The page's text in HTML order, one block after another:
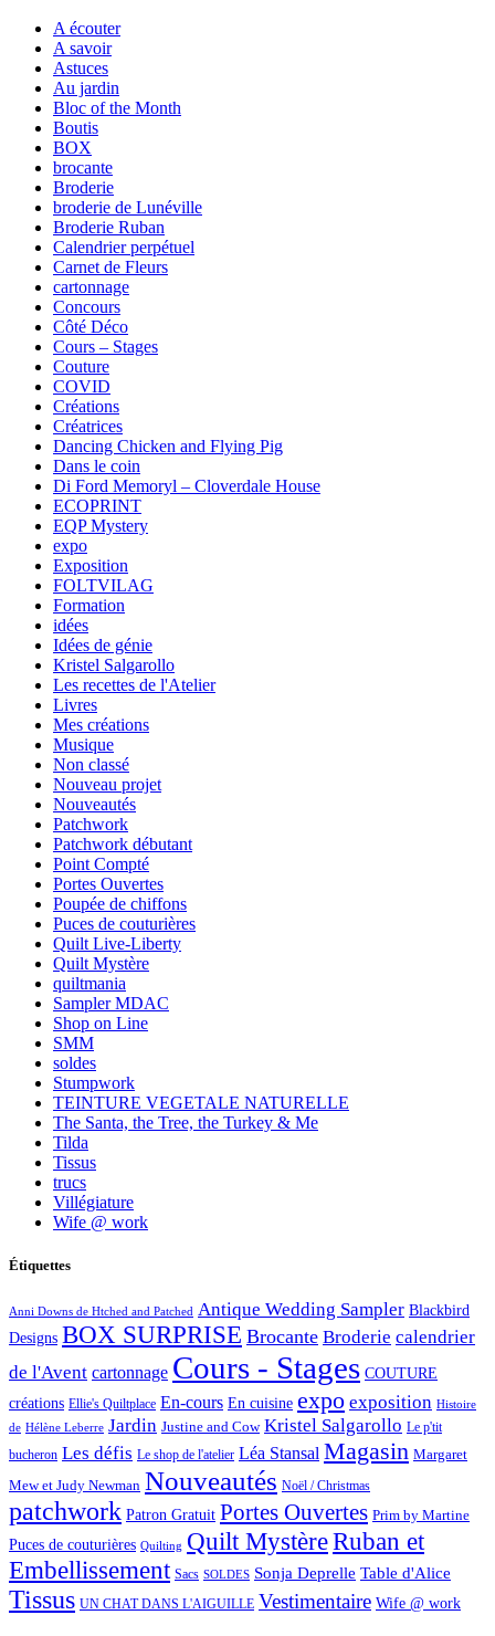
A écouter
A savoir
Astuces
Au jardin
Bloc of the Month
Boutis
BOX
brocante
Broderie
broderie de Lunéville
Broderie Ruban
Calendrier perpétuel
Carnet de Fleurs
cartonnage
Concours
Côté Déco
Cours – Stages
Couture
COVID
Créations
Créatrices
Dancing Chicken and Flying Pig
Dans le coin
Di Ford Memoryl – Cloverdale House
ECOPRINT
EQP Mystery
expo
Exposition
FOLTVILAG
Formation
idées
Idées de génie
Kristel Salgarollo
Les recettes de l'Atelier
Livres
Mes créations
Musique
Non classé
Nouveau projet
Nouveautés
Patchwork
Patchwork débutant
Point Compté
Portes Ouvertes
Poupée de chiffons
Puces de couturières
Quilt Live-Liberty
Quilt Mystère
quiltmania
Sampler MDAC
Shop on Line
SMM
soldes
Stumpwork
TEINTURE VEGETALE NATURELLE
The Santa, the Tree, the Turkey & Me
Tilda
Tissus
trucs
Villégiature
Wife @ work
Étiquettes
Anni Downs de Htched and Patched Antique Wedding Sampler Blackbird
Designs BOX SURPRISE Brocante Broderie calendrier
de l'Avent cartonnage Cours - Stages COUTURE
créations Ellie's Quiltplace En-cours En cuisine expo exposition Histoire
de Hélène Leberre Jardin Justine and Cow Kristel Salgarollo Le p'tit
bucheron Les défis Le shop de l'atelier Léa Stansal Magasin Margaret
Mew et Judy Newman Nouveautés Noël / Christmas
patchwork Patron Gratuit Portes Ouvertes Prim by Martine
Puces de couturières Quilting Quilt MystèreRuban et
Embellissement Sacs SOLDES Sonja Deprelle Table d'Alice
Tissus UN CHAT DANS L'AIGUILLE Vestimentaire Wife @ work